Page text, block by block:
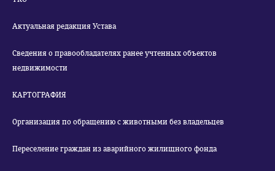
Актуальная редакция Устава
Сведения о правообладателях ранее учтенных объектов
недвижимости
КАРТОГРАФИЯ
Организация по обращению с животными без владельцев
Переселение граждан из аварийного жилищного фонда